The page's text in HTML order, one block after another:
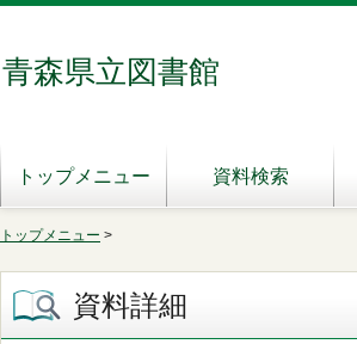
青森県立図書館
トップメニュー 資料検索
トップメニュー >
資料詳細